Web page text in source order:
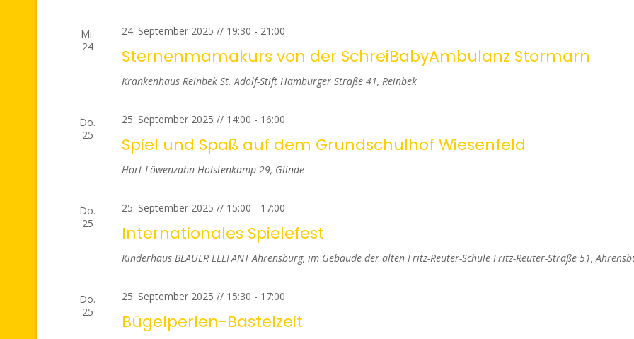
u
Mi.
24
24. September 2025 // 19:30 - 21:00
Sternenmamakurs von der SchreiBabyAmbulanz Stormarn
Krankenhaus Reinbek St. Adolf-Stift Hamburger Straße 41, Reinbek
Do.
25
25. September 2025 // 14:00 - 16:00
Spiel und Spaß auf dem Grundschulhof Wiesenfeld
Hort Löwenzahn Holstenkamp 29, Glinde
Do.
25
25. September 2025 // 15:00 - 17:00
Internationales Spielefest
Kinderhaus BLAUER ELEFANT Ahrensburg, im Gebäude der alten Fritz-Reuter-Schule Fritz-Reuter-Straße 51,
Do.
25
25. September 2025 // 15:30 - 17:00
Bügelperlen-Bastelzeit